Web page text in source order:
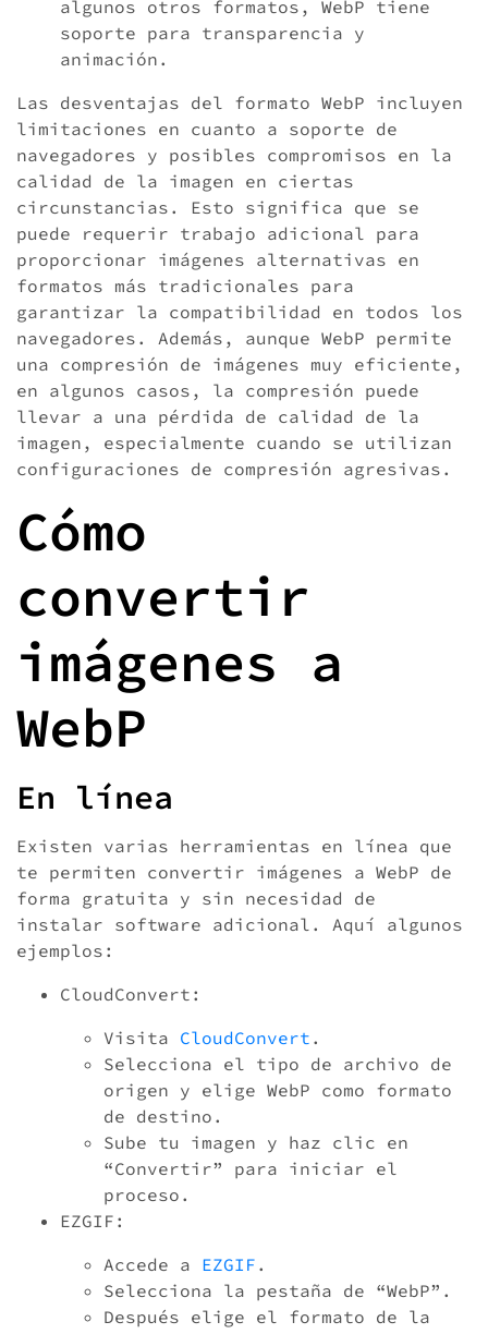
algunos otros formatos, WebP tiene
soporte para transparencia y
animación.
Las desventajas del formato WebP incluyen
limitaciones en cuanto a soporte de
navegadores y posibles compromisos en la
calidad de la imagen en ciertas
circunstancias. Esto significa que se
puede requerir trabajo adicional para
proporcionar imágenes alternativas en
formatos más tradicionales para
garantizar la compatibilidad en todos los
navegadores. Además, aunque WebP permite
una compresión de imágenes muy eficiente,
en algunos casos, la compresión puede
llevar a una pérdida de calidad de la
imagen, especialmente cuando se utilizan
configuraciones de compresión agresivas.
Cómo
convertir
imágenes a
WebP
En línea
Existen varias herramientas en línea que
te permiten convertir imágenes a WebP de
forma gratuita y sin necesidad de
instalar software adicional. Aquí algunos
ejemplos:
CloudConvert:
Visita CloudConvert .
Selecciona el tipo de archivo de
origen y elige WebP como formato
de destino.
Sube tu imagen y haz clic en
“Convertir” para iniciar el
proceso.
EZGIF:
Accede a EZGIF .
Selecciona la pestaña de “WebP”.
Después elige el formato de la